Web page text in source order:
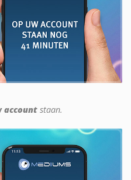
account staan.